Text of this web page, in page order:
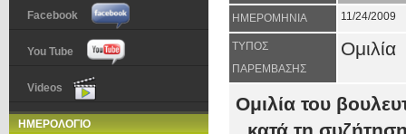
Facebook
You Tube
Videos
ΗΜΕΡΟΛΟΓΙΟ
ΗΜΕΡΟΜΗΝΙΑ 11/24/2009
ΤΥΠΟΣ
ΠΑΡΕΜΒΑΣΗΣ
Ομιλία
Ομιλία του